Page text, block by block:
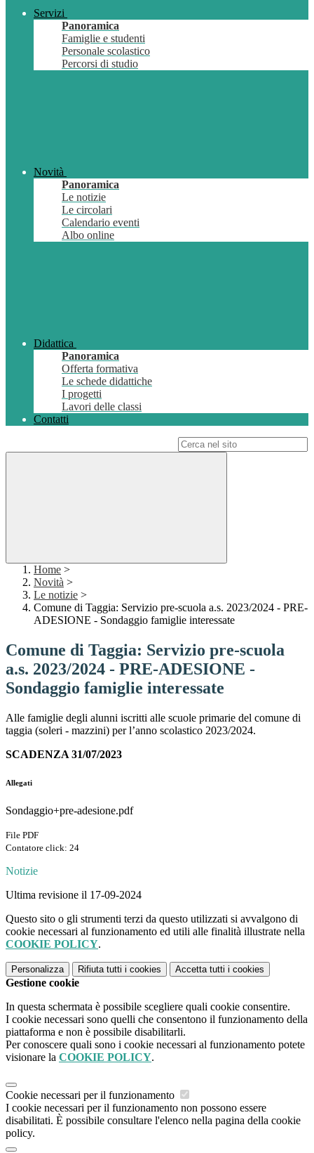
Servizi
Panoramica
Famiglie e studenti
Personale scolastico
Percorsi di studio
Novità
Panoramica
Le notizie
Le circolari
Calendario eventi
Albo online
Didattica
Panoramica
Offerta formativa
Le schede didattiche
I progetti
Lavori delle classi
Contatti
Home >
Novità >
Le notizie >
Comune di Taggia: Servizio pre-scuola a.s. 2023/2024 - PRE-
ADESIONE - Sondaggio famiglie interessate
Comune di Taggia: Servizio pre-scuola
a.s. 2023/2024 - PRE-ADESIONE -
Sondaggio famiglie interessate
Alle famiglie degli alunni iscritti alle scuole primarie del comune di
taggia (soleri - mazzini) per l’anno scolastico 2023/2024.
SCADENZA 31/07/2023
Allegati
Sondaggio+pre-adesione.pdf
File PDF
Contatore click: 24
Notizie
Ultima revisione il 17-09-2024
Questo sito o gli strumenti terzi da questo utilizzati si avvalgono di
cookie necessari al funzionamento ed utili alle finalità illustrate nella
COOKIE POLICY.
Personalizza Rifiuta tutti i cookies Accetta tutti i cookies
Gestione cookie
In questa schermata è possibile scegliere quali cookie consentire.
I cookie necessari sono quelli che consentono il funzionamento della
piattaforma e non è possibile disabilitarli.
Per conoscere quali sono i cookie necessari al funzionamento potete
visionare la COOKIE POLICY.
Cookie necessari per il funzionamento
I cookie necessari per il funzionamento non possono essere
disabilitati. È possibile consultare l'elenco nella pagina della cookie
policy.